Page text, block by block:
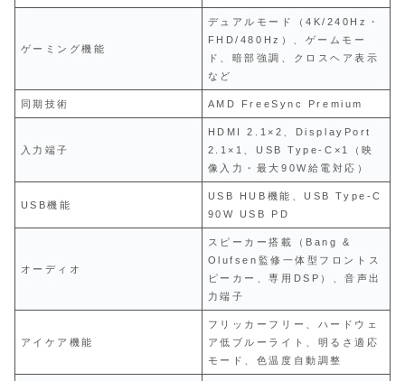
ゲーミング機能
デュアルモード（4K/240Hz・
FHD/480Hz）、ゲームモー
ド、暗部強調、クロスヘア表示
など
同期技術 AMD FreeSync Premium
入力端子
HDMI 2.1×2、DisplayPort
2.1×1、USB Type-C×1（映
像入力・最大90W給電対応）
USB機能
USB HUB機能、USB Type-C
90W USB PD
オーディオ
スピーカー搭載（Bang &
Olufsen監修一体型フロントス
ピーカー、専用DSP）、音声出
力端子
アイケア機能
フリッカーフリー、ハードウェ
ア低ブルーライト、明るさ適応
モード、色温度自動調整